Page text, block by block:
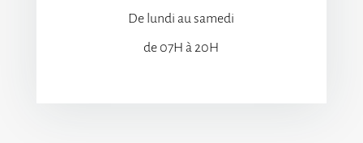
De lundi au samedi
de 07H à 20H